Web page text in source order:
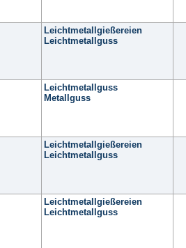
Leichtmetallgießereien
Leichtmetallguss
Leichtmetallguss
Metallguss
Leichtmetallgießereien
Leichtmetallguss
Leichtmetallgießereien
Leichtmetallguss